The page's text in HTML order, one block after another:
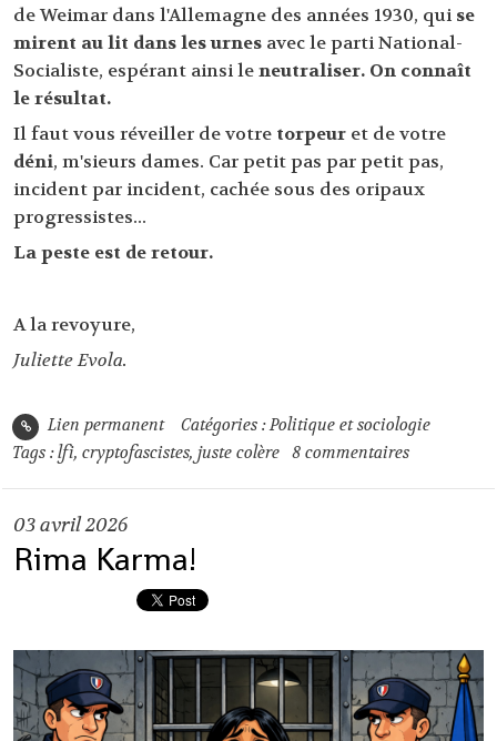
de Weimar dans l'Allemagne des années 1930, qui se
mirent au lit dans les urnes avec le parti National-
Socialiste, espérant ainsi leneutraliser. On connaît
le résultat.
Il faut vous réveiller de votre torpeur et de votre
déni, m'sieurs dames. Car petit pas par petit pas,
incident par incident, cachée sous des oripaux
progressistes...
La peste est de retour.
A la revoyure,
Juliette Evola.
Lien permanent Catégories :Politique et sociologie
Tags :lfi,cryptofascistes,juste colère 8 commentaires
03avril 2026
Rima Karma!